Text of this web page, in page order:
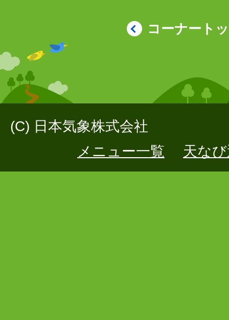
コーナート
(C) 日本気象株式会社
メニュー一覧
天な